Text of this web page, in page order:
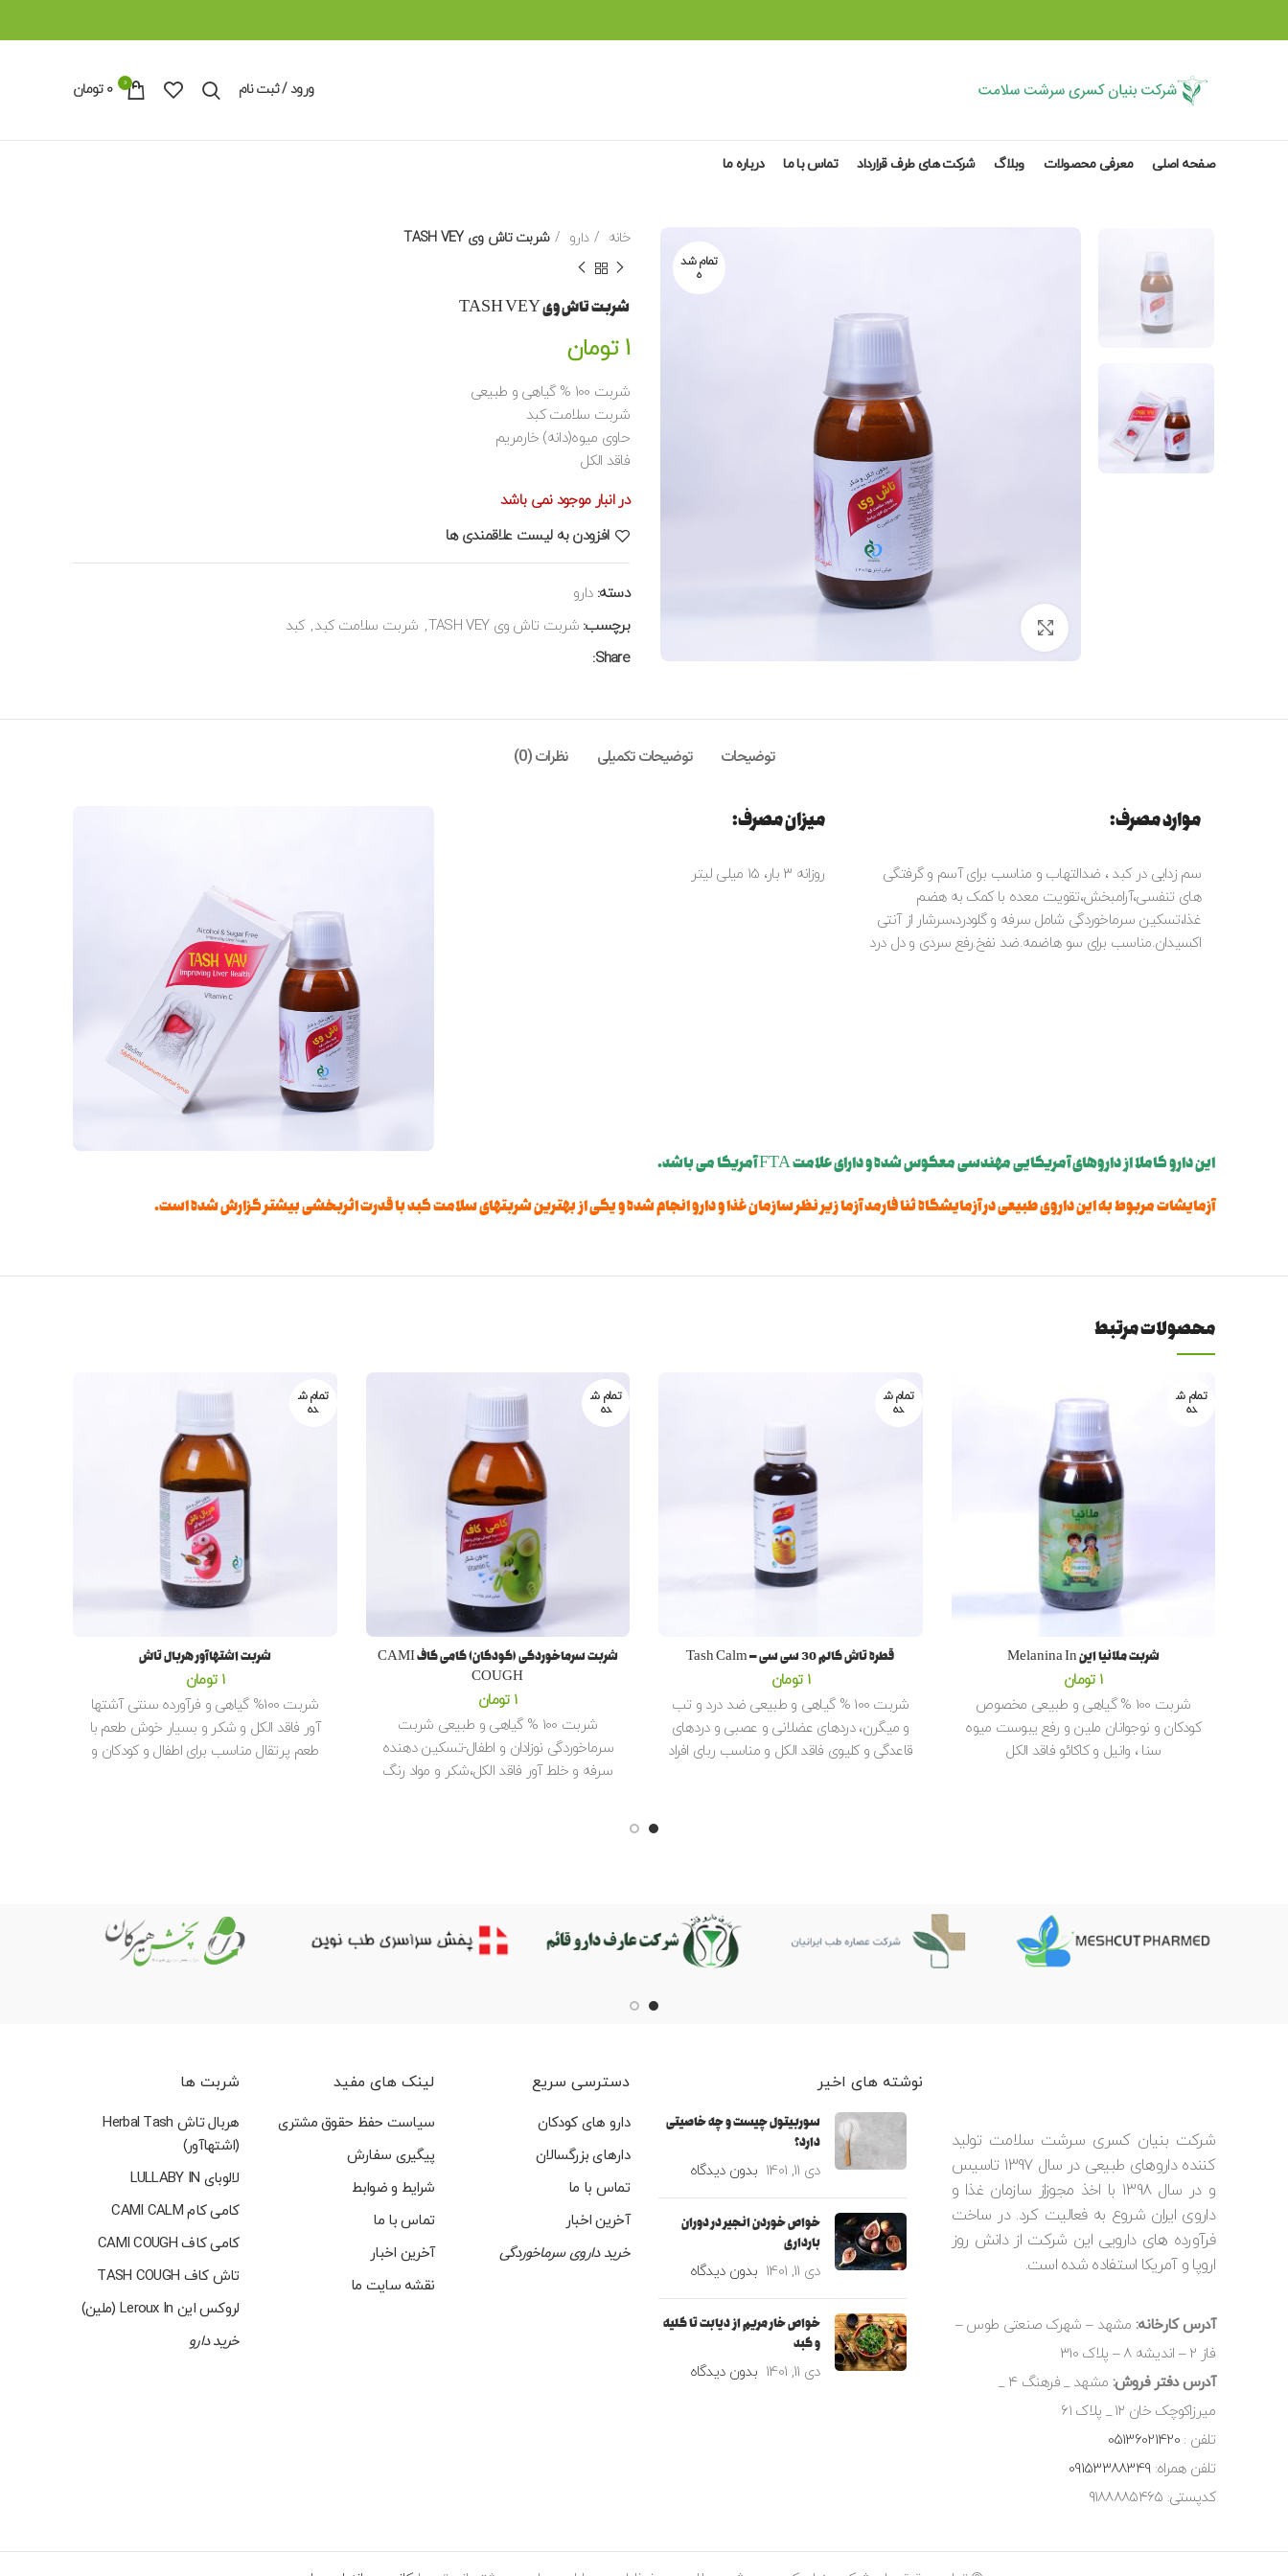
ورود / ثبت نام 0
0 تومان
صفحه اصلی معرفی محصولات وبلاگ شرکت های طرف قرارداد تماس با ما درباره ما
تمام شد
ه
برای بزرگنمایی کلیک کنید
خانه دارو شربت تاش وی TASH VEY
شربت تاش وی TASH VEY
1 تومان
شربت 100 % گیاهی و طبیعی
شربت سلامت کبد
حاوی میوه(دانه) خارمریم
فاقد الکل
در انبار موجود نمی باشد
افزودن به لیست علاقمندی ها
دسته: دارو
برچسب: شربت تاش وی TASH VEY , شربت سلامت کبد, کبد
Share:
توضیحات توضیحات تکمیلی نظرات (0)
موارد مصرف:
سم زدایی در کبد ، ضدالتهاب و مناسب برای آسم و گرفتگی
های تنفسی،آرامبخش،تقویت معده با کمک به هضم
غذا،تسکین سرماخوردگی شامل سرفه و گلودرد،سرشار از آنتی
اکسیدان.مناسب برای سو هاضمه.ضد نفخ.رفع سردی و دل درد
میزان مصرف:
روزانه 3 بار، 15 میلی لیتر
این دارو کاملا از داروهای آمریکایی مهندسی معکوس شده و دارای علامت FTA آمریکا می باشد.
آزمایشات مربوط به این داروی طبیعی در آزمایشگاه ثنا فارمد آزما زیر نظر سازمان غذا و دارو انجام شده و یکی از بهترین شربتهای سلامت کبد با قدرت اثربخشی بیشتر گزارش شده است.
محصولات مرتبط
تمام ش
ده
شربت ملانیا این Melanina In
1 تومان
شربت 100 % گیاهی و طبیعی مخصوص
کودکان و نوجوانان ملین و رفع یبوست میوه
سنا ، وانیل و کاکائو فاقد الکل
تمام ش
ده
قطره تاش کالم 30 سی سی – Tash Calm
1 تومان
شربت 100 % گیاهی و طبیعی ضد درد و تب
و میگرن، دردهای عضلانی و عصبی و دردهای
قاعدگی و کلیوی فاقد الکل و مناسب ربای افراد
تمام ش
ده
شربت سرماخوردگی (کودکان) کامی کاف CAMI
COUGH
1 تومان
شربت 100 % گیاهی و طبیعی شربت
سرماخوردگی نوزادان و اطفال-تسکین دهنده
سرفه و خلط آور فاقد الکل،شکر و مواد رنگ
تمام ش
ده
شربت اشتهاآور هربال تاش
1 تومان
شربت 100% گیاهی و فرآورده سنتی آشتها
آور فاقد الکل و شکر و بسیار خوش طعم با
طعم پرتقال مناسب برای اطفال و کودکان و
شرکت بنیان کسری سرشت سلامت تولید
کننده داروهای طبیعی در سال 1397 تاسیس
و در سال 1398 با اخذ مجوزاز سازمان غذا و
داروی ایران شروع به فعالیت کرد. در ساخت
فرآورده های دارویی این شرکت از دانش روز
اروپا و آمریکا استفاده شده است.
آدرس کارخانه:مشهد – شهرک صنعتی طوس –
فاز 2 – اندیشه 8 – پلاک 310
آدرس دفتر فروش:
مشهد _ فرهنگ ۴ _
میرزاکوچک خان ۱۲ _ پلاک ۶۱
تلفن :05136021420
تلفن همراه:09153388349
کدپستی: ۹۱۸۸۸۸۵۴۶۵
نوشته های اخیر
سوربیتول چیست و چه خاصیتی
دارد؟
دی 11, 1401 بدون دیدگاه
خواص خوردن انجیر در دوران
بارداری
دی 11, 1401 بدون دیدگاه
خواص خار مریم از دیابت تا کلیه
و کبد
دی 11, 1401 بدون دیدگاه
دسترسی سریع
دارو های کودکان
دارهای بزرگسالان
تماس با ما
آخرین اخبار
خرید داروی سرماخوردگی
لینک های مفید
سیاست حفظ حقوق مشتری
پیگیری سفارش
شرایط و ضوابط
تماس با ما
آخرین اخبار
نقشه سایت ما
شربت ها
هربال تاش Herbal Tash
(اشتهاآور)
لالوبای LULLABY IN
کامی کام CAMI CALM
کامی کاف CAMI COUGH
تاش کاف TASH COUGH
لروکس این Leroux In (ملین)
خرید دارو